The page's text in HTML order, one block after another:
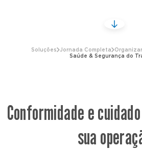
Soluções Jornada Completa
Saúde & Segurança do
Conformidade e
sua